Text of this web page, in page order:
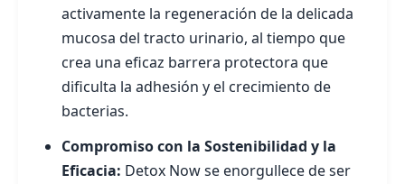
activamente la regeneración de la delicada
mucosa del tracto urinario, al tiempo que
crea una eficaz barrera protectora que
dificulta la adhesión y el crecimiento de
bacterias.
Compromiso con la Sostenibilidad y la
Eficacia: Detox Now se enorgullece de ser